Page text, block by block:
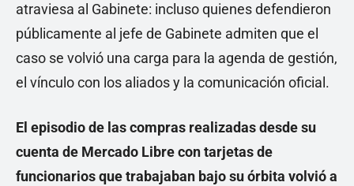
atraviesa al Gabinete: incluso quienes defendieron
públicamente al jefe de Gabinete admiten que el
caso se volvió una carga para la agenda de gestión,
el vínculo con los aliados y la comunicación oficial.
El episodio de las compras realizadas desde su
cuenta de Mercado Libre con tarjetas de
funcionarios que trabajaban bajo su órbita volvió a